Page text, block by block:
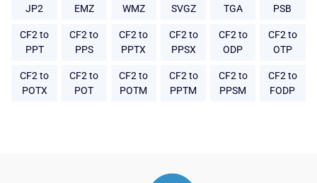
JP2
EMZ
WMZ
SVGZ
TGA
PSB
CF2 to
PPT
CF2 to
PPS
CF2 to
PPTX
CF2 to
PPSX
CF2 to
ODP
CF2 to
OTP
CF2 to
POTX
CF2 to
POT
CF2 to
POTM
CF2 to
PPTM
CF2 to
PPSM
CF2 to
FODP